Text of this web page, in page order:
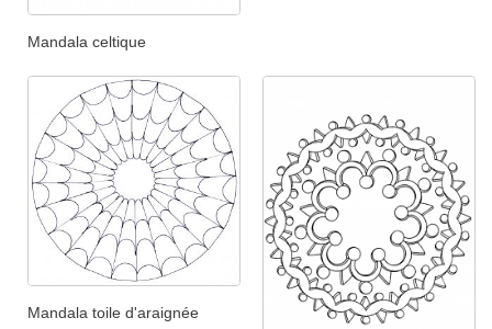
Mandala celtique
Mandala toile d'araignée